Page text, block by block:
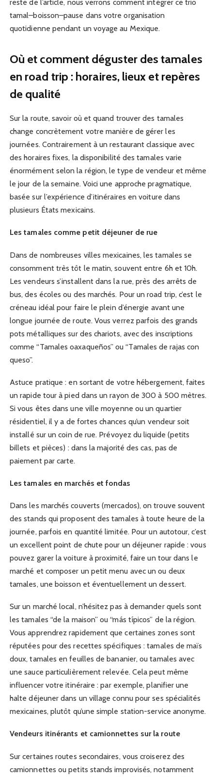
reste de l’article, nous verrons comment intégrer ce trio
tamal–boisson–pause dans votre organisation
quotidienne pendant un voyage au Mexique.
Où et comment déguster des tamales
en road trip : horaires, lieux et repères
de qualité
Sur la route, savoir où et quand trouver des tamales
change concrètement votre manière de gérer les
journées. Contrairement à un restaurant classique avec
des horaires fixes, la disponibilité des tamales varie
énormément selon la région, le type de vendeur et même
le jour de la semaine. Voici une approche pragmatique,
basée sur l’expérience d’itinéraires en voiture dans
plusieurs États mexicains.
Les tamales comme petit déjeuner de rue
Dans de nombreuses villes mexicaines, les tamales se
consomment très tôt le matin, souvent entre 6h et 10h.
Les vendeurs s’installent dans la rue, près des arrêts de
bus, des écoles ou des marchés. Pour un road trip, c’est le
créneau idéal pour faire le plein d’énergie avant une
longue journée de route. Vous verrez parfois des grands
pots métalliques sur des chariots, avec des inscriptions
comme “Tamales oaxaqueños” ou “Tamales de rajas con
queso”.
Astuce pratique : en sortant de votre hébergement, faites
un rapide tour à pied dans un rayon de 300 à 500 mètres.
Si vous êtes dans une ville moyenne ou un quartier
résidentiel, il y a de fortes chances qu’un vendeur soit
installé sur un coin de rue. Prévoyez du liquide (petits
billets et pièces) : dans la majorité des cas, pas de
paiement par carte.
Les tamales en marchés et fondas
Dans les marchés couverts (mercados), on trouve souvent
des stands qui proposent des tamales à toute heure de la
journée, parfois en quantité limitée. Pour un autotour, c’est
un excellent point de chute pour un déjeuner rapide : vous
pouvez garer la voiture à proximité, faire un tour dans le
marché et composer un petit menu avec un ou deux
tamales, une boisson et éventuellement un dessert.
Sur un marché local, n’hésitez pas à demander quels sont
les tamales “de la maison” ou “más típicos” de la région.
Vous apprendrez rapidement que certaines zones sont
réputées pour des recettes spécifiques : tamales de maïs
doux, tamales en feuilles de bananier, ou tamales avec
une sauce particulièrement relevée. Cela peut même
influencer votre itinéraire : par exemple, planifier une
halte déjeuner dans un village connu pour ses spécialités
mexicaines, plutôt qu’une simple station-service anonyme.
Vendeurs itinérants et camionnettes sur la route
Sur certaines routes secondaires, vous croiserez des
camionnettes ou petits stands improvisés, notamment